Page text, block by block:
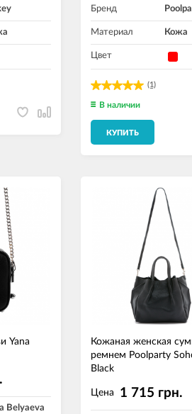
(1)
Бренд
Материал Кожа
Цвет
В наличии
КУПИТЬ
Yana
Belyaeva
Кожаная женская
ремнем Poolparty
Black
Цена 1 715 грн.